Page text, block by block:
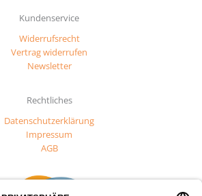
Kundenservice
Widerrufsrecht
Vertrag widerrufen
Newsletter
Rechtliches
Datenschutzerklärung
Impressum
AGB